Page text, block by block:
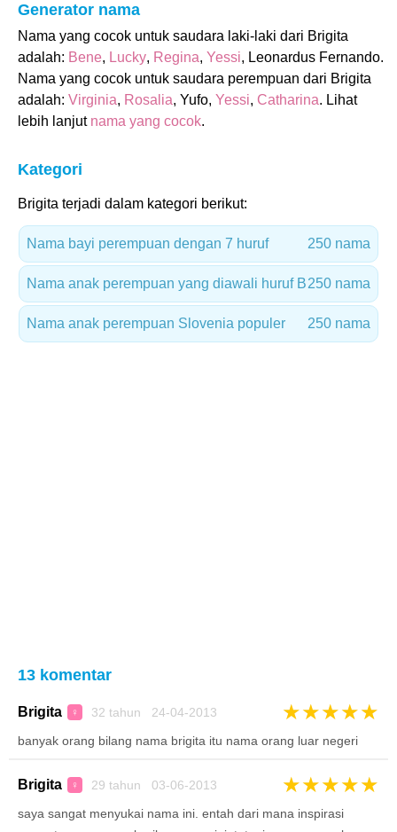
Generator nama
Nama yang cocok untuk saudara laki-laki dari Brigita
adalah: Bene, Lucky, Regina, Yessi, Leonardus Fernando.
Nama yang cocok untuk saudara perempuan dari Brigita
adalah: Virginia, Rosalia, Yufo, Yessi, Catharina. Lihat
lebih lanjut nama yang cocok.
Kategori
Brigita terjadi dalam kategori berikut:
Nama bayi perempuan dengan 7 huruf 250 nama
Nama anak perempuan yang diawali huruf B250 nama
Nama anak perempuan Slovenia populer 250 nama
13 komentar
Brigita ♀ 32 tahun 24-04-2013 ★★★★★
banyak orang bilang nama brigita itu nama orang luar negeri
Brigita ♀ 29 tahun 03-06-2013 ★★★★★
saya sangat menyukai nama ini. entah dari mana inspirasi